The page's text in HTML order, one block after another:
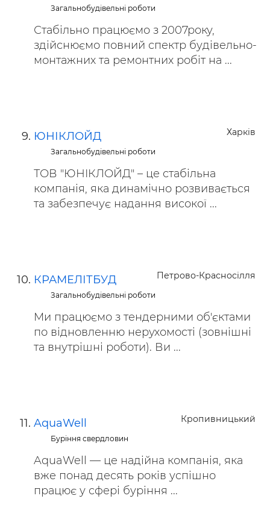
Загальнобудівельні роботи
Стабільно працюємо з 2007року,
здійснюємо повний спектр будівельно-
монтажних та ремонтних робіт на ...
Харків
ЮНІКЛОЙД
Загальнобудівельні роботи
ТОВ "ЮНІКЛОЙД" – це стабільна
компанія, яка динамічно розвивається
та забезпечує надання високої ...
Петрово-Красносілля
КРАМЕЛІТБУД
Загальнобудівельні роботи
Ми працюємо з тендерними об'єктами
по відновленню нерухомості (зовнішні
та внутрішні роботи). Ви ...
Кропивницький
AquaWell
Буріння свердловин
AquaWell — це надійна компанія, яка
вже понад десять років успішно
працює у сфері буріння ...